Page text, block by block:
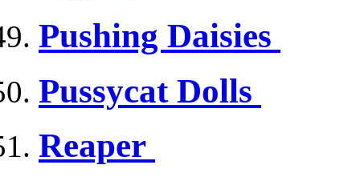
Pushing Daisies
Pussycat Dolls
Reaper